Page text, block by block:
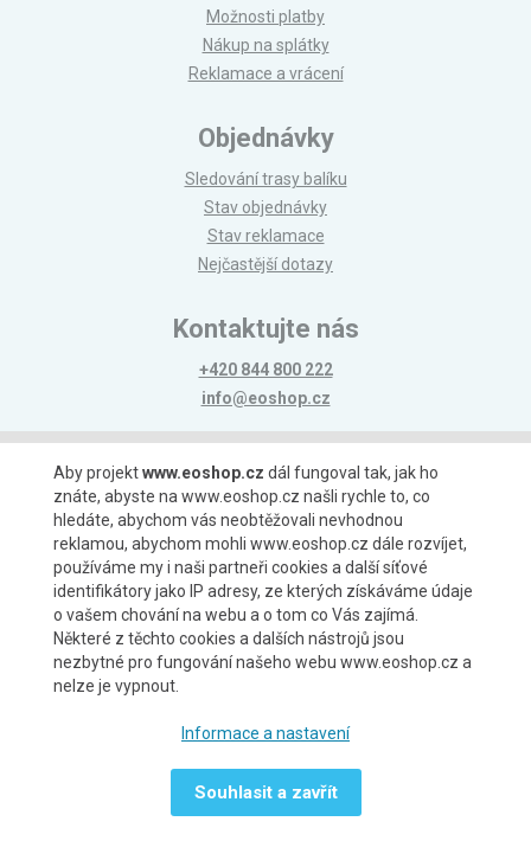
Možnosti platby
Nákup na splátky
Reklamace a vrácení
Objednávky
Sledování trasy balíku
Stav objednávky
Stav reklamace
Nejčastější dotazy
Kontaktujte nás
+420 844 800 222
info@eoshop.cz
Možnosti platby
Možnosti dopravy
Aby projektwww.eoshop.cz dál fungoval tak, jak ho
znáte, abyste na www.eoshop.cz našli rychle to, co
hledáte, abychom vás neobtěžovali nevhodnou
reklamou, abychom mohli www.eoshop.cz dále rozvíjet,
používáme my i naši partneři cookies a další síťové
identifikátory jako IP adresy, ze kterých získáváme údaje
o vašem chování na webu a o tom co Vás zajímá.
Některé z těchto cookies a dalších nástrojů jsou
nezbytné pro fungování našeho webu www.eoshop.cz a
nelze je vypnout.
Informace a nastavení
Souhlasit a zavřít